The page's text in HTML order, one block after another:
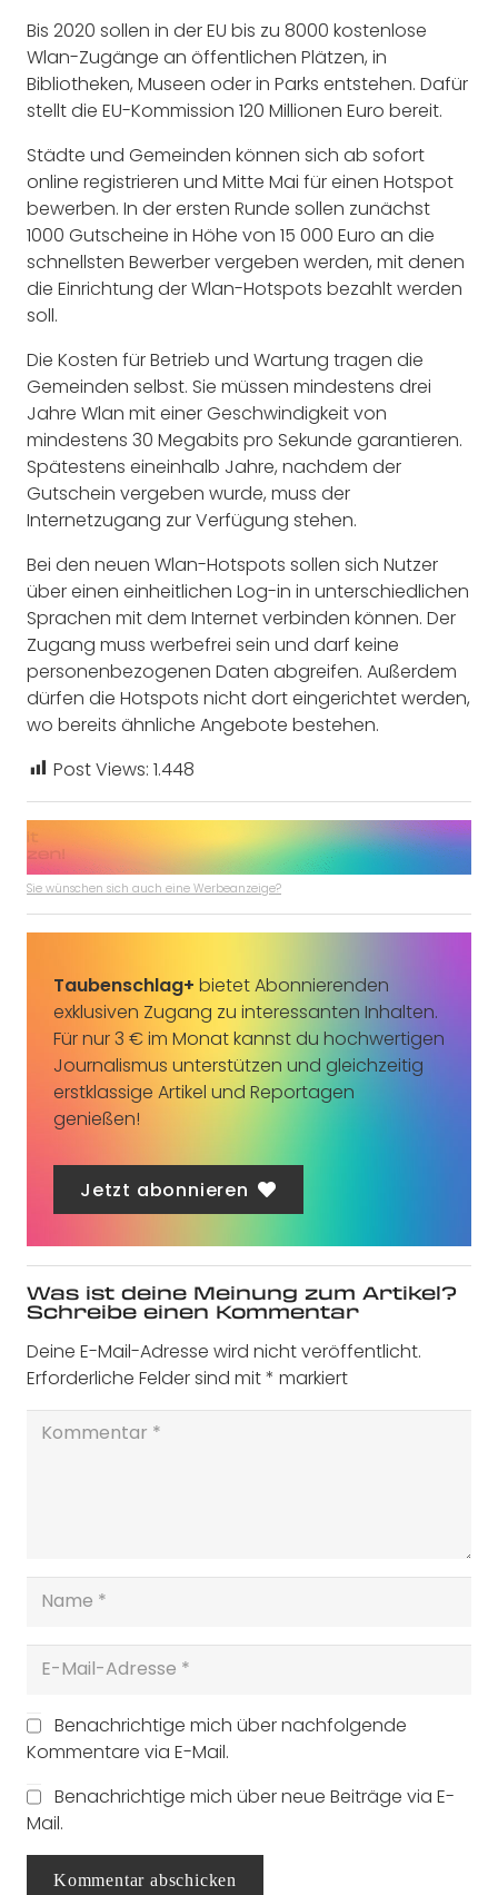
Bis 2020 sollen in der EU bis zu 8000 kostenlose
Wlan-Zugänge an öffentlichen Plätzen, in
Bibliotheken, Museen oder in Parks entstehen. Dafür
stellt die EU-Kommission 120 Millionen Euro bereit.
Städte und Gemeinden können sich ab sofort
online registrieren und Mitte Mai für einen Hotspot
bewerben. In der ersten Runde sollen zunächst
1000 Gutscheine in Höhe von 15 000 Euro an die
schnellsten Bewerber vergeben werden, mit denen
die Einrichtung der Wlan-Hotspots bezahlt werden
soll.
Die Kosten für Betrieb und Wartung tragen die
Gemeinden selbst. Sie müssen mindestens drei
Jahre Wlan mit einer Geschwindigkeit von
mindestens 30 Megabits pro Sekunde garantieren.
Spätestens eineinhalb Jahre, nachdem der
Gutschein vergeben wurde, muss der
Internetzugang zur Verfügung stehen.
Bei den neuen Wlan-Hotspots sollen sich Nutzer
über einen einheitlichen Log-in in unterschiedlichen
Sprachen mit dem Internet verbinden können. Der
Zugang muss werbefrei sein und darf keine
personenbezogenen Daten abgreifen. Außerdem
dürfen die Hotspots nicht dort eingerichtet werden,
wo bereits ähnliche Angebote bestehen.
Post Views: 1.448
Sie wünschen sich auch eine Werbeanzeige?
Taubenschlag+ bietet Abonnierenden
exklusiven Zugang zu interessanten Inhalten.
Für nur 3 € im Monat kannst du hochwertigen
Journalismus unterstützen und gleichzeitig
erstklassige Artikel und Reportagen
genießen!
Jetzt abonnieren
Was ist deine Meinung zum Artikel?
Schreibe einen Kommentar
Deine E-Mail-Adresse wird nicht veröffentlicht.
Erforderliche Felder sind mit* markiert
Benachrichtige mich über nachfolgende
Kommentare via E-Mail.
Benachrichtige mich über neue Beiträge via E-
Mail.
Kommentar abschicken